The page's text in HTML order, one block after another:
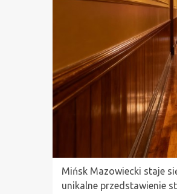
Mińsk Mazowiecki staje
unikalne przedstawienie